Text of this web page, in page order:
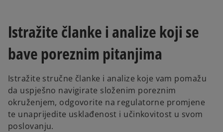
Istražite članke i analize koji se
bave poreznim pitanjima
Istražite stručne članke i analize koje vam pomažu
da uspješno navigirate složenim poreznim
okruženjem, odgovorite na regulatorne promjene
te unaprijedite usklađenost i učinkovitost u svom
poslovanju.